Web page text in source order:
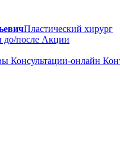
Пластический хирург
до/после Акции
Консультации-онлайн